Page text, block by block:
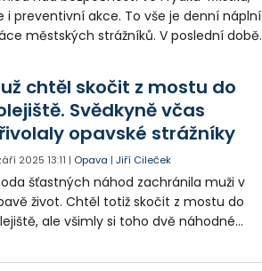
i preventivní akce. To vše je denní náplní
městských strážníků. V poslední době
chtěl skočit z mostu do
Svědkyně včas
opavské strážníky
2025 13:11 | Opava |Jiří Cileček
šťastných náhod zachránila muži v
život. Chtěl totiž skočit z mostu do
ale všimly si toho dvě náhodné
Ti muže zachytili doslova na